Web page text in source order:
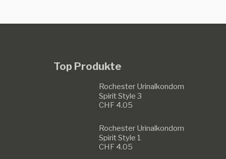
Optionen
der
Produktseite
Top Produkte
Rochester Urinalkondom
Spirit Style 3
CHF4.05
Rochester Urinalkondom
Spirit Style 1
CHF4.05